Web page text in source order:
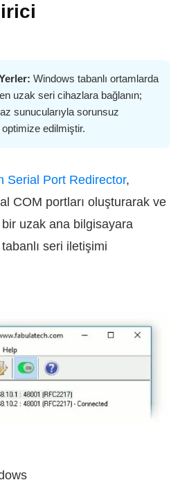
Windows tabanlı ortamlarda
uzak seri cihazlara bağlanın;
sunucularıyla sorunsuz
edilmiştir.
Serial Port Redirector,
COM portları oluşturarak ve
uzak ana bilgisayara
seri iletişimi